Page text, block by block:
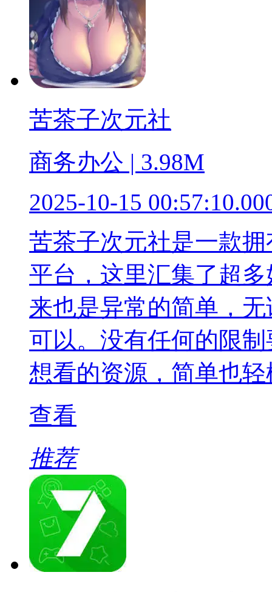
苦茶子次元社
商务办公 | 3.98M
2025-10-15
苦茶子次元社是一款
平台，这里汇集了超
来也是异常的简单，
可以。没有任何的限
想看的资源，简单也轻
查看
推荐